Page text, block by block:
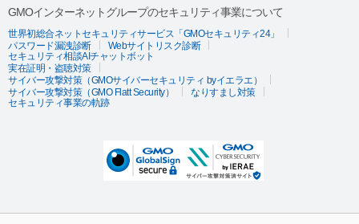
GMOインターネットグループのセキュリティ事業について
世界初総合ネットセキュリティサービス「GMOセキュリティ24」
パスワード漏洩診断
Webサイトリスク診断
セキュリティ相談AIチャットボット
実在証明・盗聴対策
サイバー攻撃対策（GMOサイバーセキュリティ byイエラエ）
サイバー攻撃対策（GMO Flatt Security）
なりすまし対策
セキュリティ事業の軌跡